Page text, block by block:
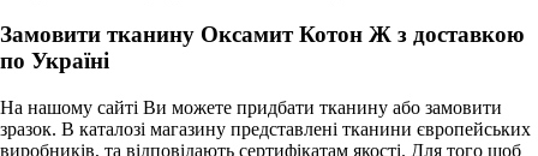
Замовити тканину Оксамит Котон Ж з доставкою
по Україні
На нашому сайті Ви можете придбати тканину або замовити
зразок. В каталозі магазину представлені тканини європейських
виробників, та відповідають сертифікатам якості. Для того щоб